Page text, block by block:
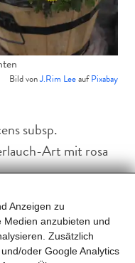
Anzeigen zu
anzubieten und
Zusätzlich
oder Google Analytics
Bild vonJ.Rim LeeaufPixabay
subsp.
Art mit rosa